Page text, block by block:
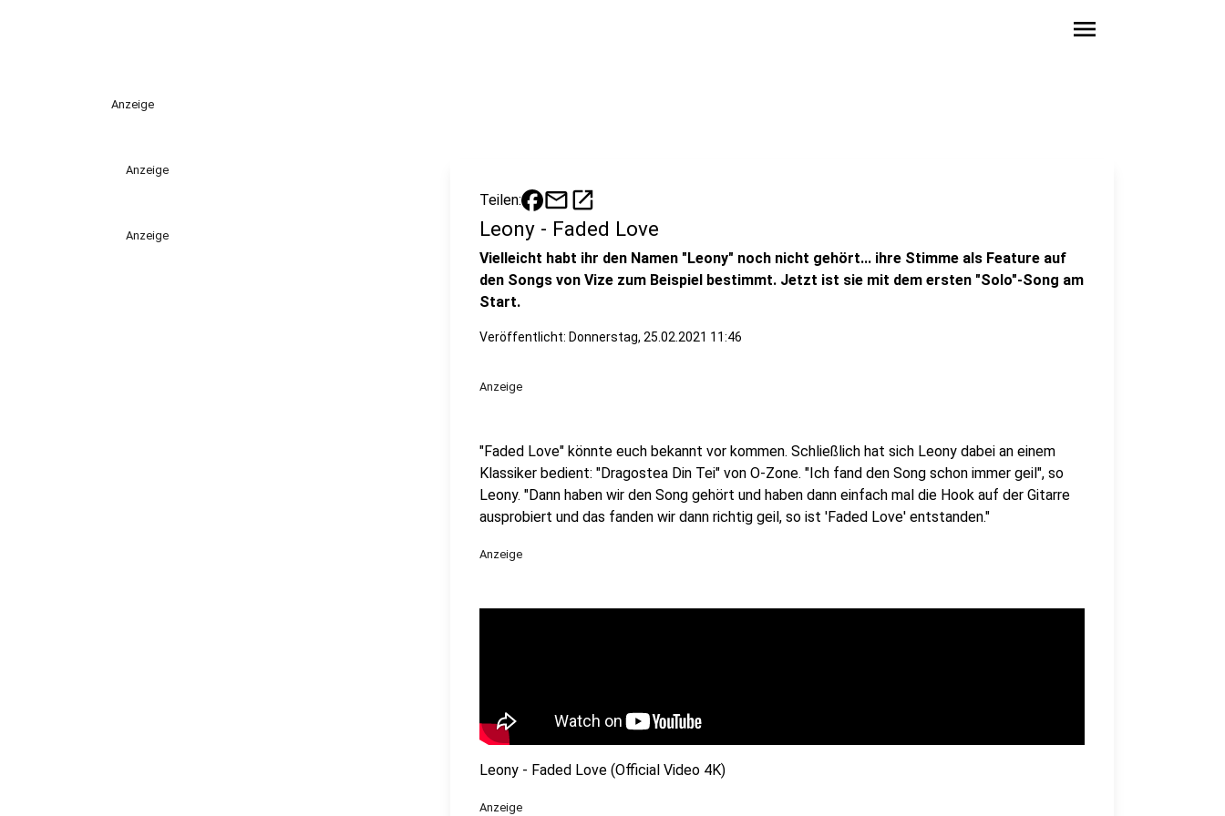
menu
Anzeige
Anzeige
Anzeige
Teilen: mailopen_in_new
Leony - Faded Love
Vielleicht habt ihr den Namen "Leony" noch nicht gehört... ihre Stimme als Feature auf
den Songs von Vize zum Beispiel bestimmt. Jetzt ist sie mit dem ersten "Solo"-Song am
Start.
Veröffentlicht: Donnerstag, 25.02.2021 11:46
Anzeige
"Faded Love" könnte euch bekannt vor kommen. Schließlich hat sich Leony dabei an einem
Klassiker bedient: "Dragostea Din Tei" von O-Zone. "Ich fand den Song schon immer geil", so
Leony. "Dann haben wir den Song gehört und haben dann einfach mal die Hook auf der Gitarre
ausprobiert und das fanden wir dann richtig geil, so ist 'Faded Love' entstanden."
Anzeige
Leony - Faded Love (Official Video 4K)
Anzeige